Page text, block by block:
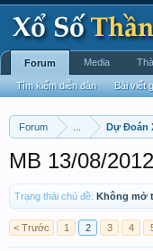
Forum Dự Đoán
MB 13/08/
Trạng thái chủ đề: Không mở
< Trước 1 2 3 4
Forum
Tìm kiếm diễn đàn Bài viết
Media